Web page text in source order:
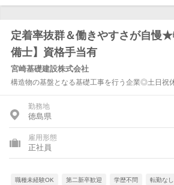
定着率抜群＆働きやすさが自慢
備士】資格手当有
宮崎基礎建設株式会社
構造物の基盤となる基礎工事を行う企業◎土日祝
勤務地
徳島県
雇用形態
正社員
職種未経験OK 第二新卒歓迎 学歴不問 転勤なし